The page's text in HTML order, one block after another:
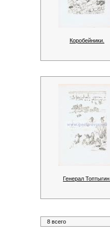
Коробейники.
Генерал Топтыгин.
8 всего